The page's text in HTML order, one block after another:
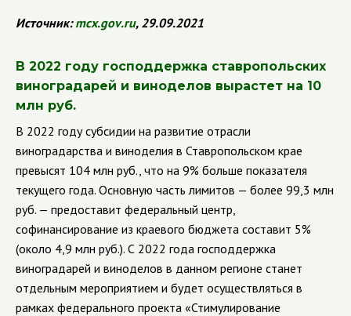
Источник:mcx.gov.ru, 29.09.2021
В 2022 году господдержка ставропольских
виноградарей и виноделов вырастет на 10
млн руб.
В 2022 году субсидии на развитие отрасли
виноградарства и виноделия в Ставропольском крае
превысят 104 млн руб., что на 9% больше показателя
текущего года. Основную часть лимитов — более 99,3 млн
руб. — предоставит федеральный центр,
софинансирование из краевого бюджета составит 5%
(около 4,9 млн руб.). С 2022 года господдержка
виноградарей и виноделов в данном регионе станет
отдельным мероприятием и будет осуществляться в
рамках федерального проекта «Стимулирование